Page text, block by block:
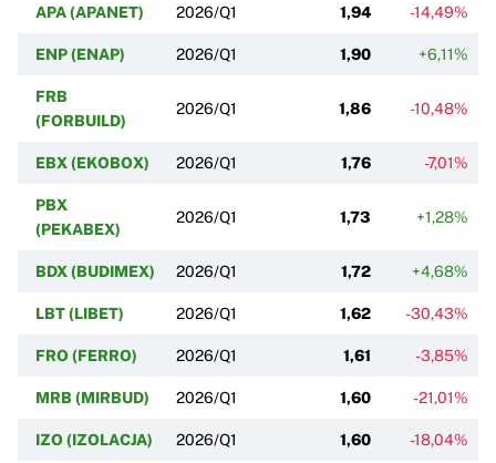
APA (APANET) 2026/Q1 1,94 -14,49%
ENP (ENAP) 2026/Q1 1,90 +6,11%
FRB
(FORBUILD)
2026/Q1 1,86 -10,48%
EBX (EKOBOX) 2026/Q1 1,76 -7,01%
PBX
(PEKABEX)
2026/Q1 1,73 +1,28%
BDX (BUDIMEX) 2026/Q1 1,72 +4,68%
LBT (LIBET) 2026/Q1 1,62 -30,43%
FRO (FERRO) 2026/Q1 1,61 -3,85%
MRB (MIRBUD) 2026/Q1 1,60 -21,01%
IZO (IZOLACJA) 2026/Q1 1,60 -18,04%